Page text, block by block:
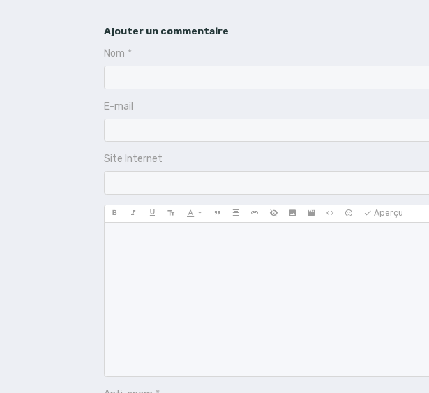
Ajouter un commentaire
Nom
E-mail
Site Internet
Aperçu